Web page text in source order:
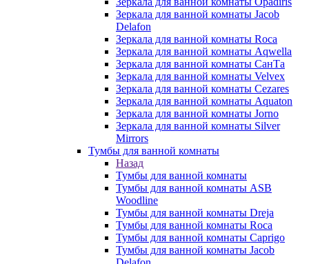
Зеркала для ванной комнаты Jacob
Delafon
Зеркала для ванной комнаты Roca
Зеркала для ванной комнаты Aqwella
Зеркала для ванной комнаты СанТа
Зеркала для ванной комнаты Velvex
Зеркала для ванной комнаты Cezares
Зеркала для ванной комнаты Aquaton
Зеркала для ванной комнаты Jorno
Зеркала для ванной комнаты Silver
Mirrors
Тумбы для ванной комнаты
Назад
Тумбы для ванной комнаты
Тумбы для ванной комнаты ASB
Woodline
Тумбы для ванной комнаты Dreja
Тумбы для ванной комнаты Roca
Тумбы для ванной комнаты Caprigo
Тумбы для ванной комнаты Jacob